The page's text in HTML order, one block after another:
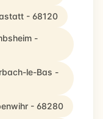
- 68120
-
le-Bas -
- 68280